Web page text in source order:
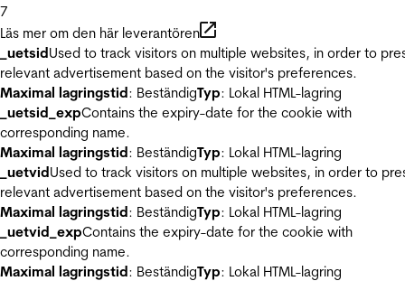
7
Läs mer om den här leverantören
_uetsidUsed to track visitors on multiple websites, in order to
relevant advertisement based on the visitor's preferences.
Maximal lagringstid: BeständigTyp: Lokal HTML-lagring
_uetsid_expContains the expiry-date for the cookie with
corresponding name.
Maximal lagringstid: BeständigTyp: Lokal HTML-lagring
_uetvidUsed to track visitors on multiple websites, in order to
relevant advertisement based on the visitor's preferences.
Maximal lagringstid: BeständigTyp: Lokal HTML-lagring
_uetvid_expContains the expiry-date for the cookie with
corresponding name.
Maximal lagringstid: BeständigTyp: Lokal HTML-lagring